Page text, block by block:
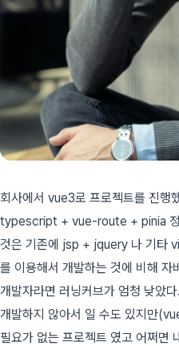
회사에서 vue3로 프로젝트를 진
typescript + vue-route + pinia 정
것은 기존에 jsp + jquery 나 기타
를 이용해서 개발하는 것에 비해 자
개발자라면 러닝커브가 엄청 낮았
개발하지 않아서 일 수도 있지만
필요가 없는 프로젝트 였고 어쩌면